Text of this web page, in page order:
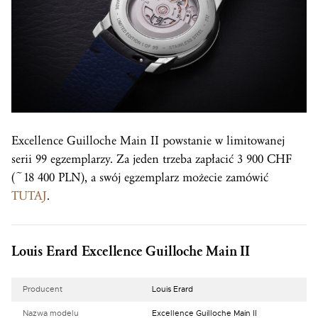
Excellence Guilloche Main II powstanie w limitowanej
serii 99 egzemplarzy. Za jeden trzeba zapłacić 3 900 CHF
(~18 400 PLN), a swój egzemplarz możecie zamówić
TUTAJ.
Louis Erard Excellence Guilloche Main II
Producent Louis Erard
Nazwa modelu Excellence Guilloche Main II